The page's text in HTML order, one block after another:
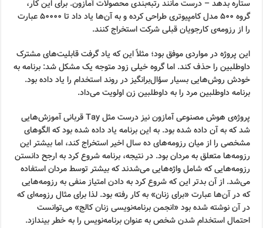
ستاره بدهد – درست مانند رتبه‌بندی محصولات آمازون. برای این کار،
گروه ۵۰۰ مدل کامپیوتری طراحی کرده و به آن‌ها یاد داد تا ۵۰۰۰۰ عبارت
را از رزومه‌ی کارجویان قبلی شرکت استخراج کنند.
این پروژه در مواردی موفق بود؛ مثلاً این که یاد گرفت قابلیت‌های مشترک
داوطلبین را حذف کند. اما گروه خیلی زود متوجه یک مشکل شد: برنامه به
خودش روش‌هایی بسیار سؤال‌برانگیز در روند استخدام را یاد داده بود.
برنامه داوطلبین مرد را به داوطلبین زن اولویت می‌داد.
پروژه‌ی هوش مصنوعی آمازون نیز درست مثل Tay قربانی آموزش‌هایی
شد که به آن داده شده بود. به این برنامه یاد داده شده بود که الگوهای
مشخصی را از میان رزومه‌های ده سال اخیر استخراج کند، اما بیشتر این
رزومه‌ها متعلق به مردان بود. در نتیجه، برنامه شروع کرد به ارجح دانستن
رزومه‌هایی که شامل واژه‌هایی می‌شدند که بیشتر توسط مردان استفاده
می‌شد. از آن بدتر این که شروع کرد به دادن امتیاز منفی به رزومه‌هایی
که در آن‌ها عبارت «برای زنان» به کار رفته بود. لذا برای مثال رزومه‌ای که
در آن نوشته شده بود «انجمن برنامه‌نویسی زنان کالج» می‌توانست
احتمال استخدام شدن شخص به عنوان برنامه‌نویس را به خطر بیندازد.